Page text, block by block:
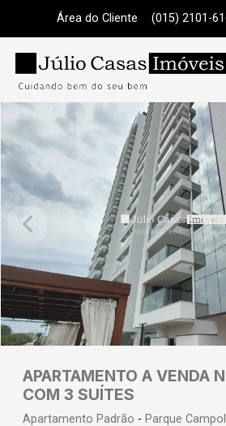
Área do Cliente (015) 2101-
APARTAMENTO A VENDA
COM 3 SUÍTES
Apartamento Padrão - Parque